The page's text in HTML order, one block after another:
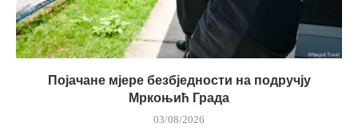
Појачане мјере безбједности на подручју
Мркоњић Града
03/08/2026